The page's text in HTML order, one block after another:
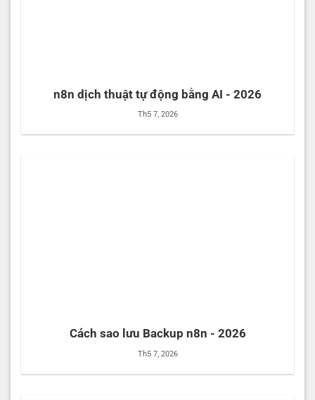
n8n dịch thuật tự động bằng AI - 2026
Th5 7, 2026
Cách sao lưu Backup n8n - 2026
Th5 7, 2026